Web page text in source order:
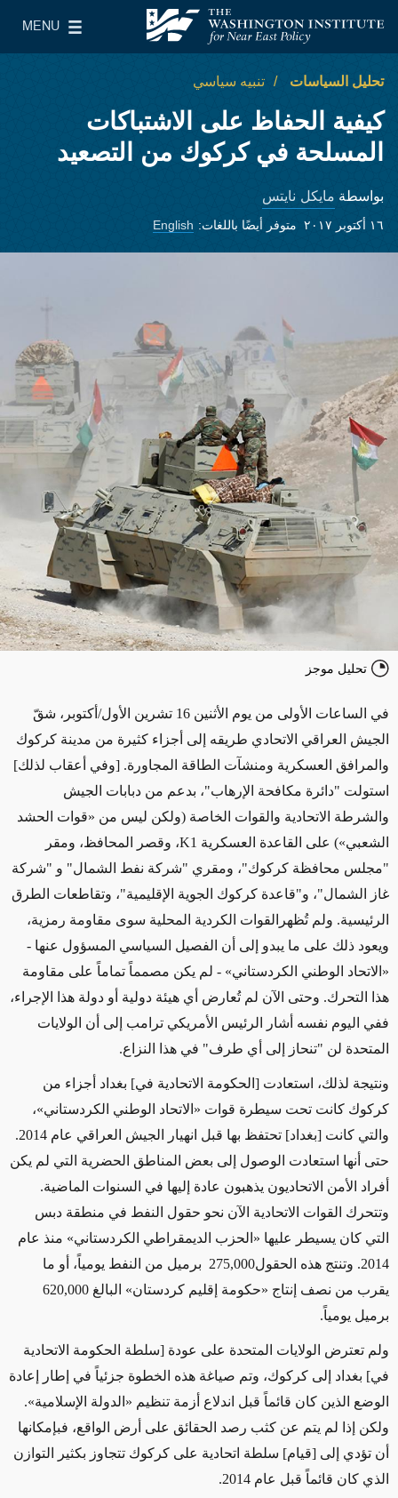
معهد واشنطن لسياسات الشرق الأدنى
MENU
Main Menu
تحليل السياسات تنبيه سياسي
كيفية الحفاظ على الاشتباكات
المسلحة في كركوك من التصعيد
بواسطة مايكل نايتس
١٦ أكتوبر ٢٠١٧ متوفر أيضًا باللغات: English
تحليل موجز
في الساعات الأولى من يوم الأثنين 16 تشرين الأول/أكتوبر، شقّ
الجيش العراقي الاتحادي طريقه إلى أجزاء كثيرة من مدينة كركوك
والمرافق العسكرية ومنشآت الطاقة المجاورة. [وفي أعقاب لذلك]
استولت "دائرة مكافحة الإرهاب"، بدعم من دبابات الجيش
والشرطة الاتحادية والقوات الخاصة (ولكن ليس من «قوات الحشد
الشعبي») على القاعدة العسكرية K1، وقصر المحافظ، ومقر
"مجلس محافظة كركوك"، ومقري "شركة نفط الشمال" و "شركة
غاز الشمال"، و"قاعدة كركوك الجوية الإقليمية"، وتقاطعات الطرق
الرئيسية. ولم تُظهرالقوات الكردية المحلية سوى مقاومة رمزية،
ويعود ذلك على ما يبدو إلى أن الفصيل السياسي المسؤول عنها -
«الاتحاد الوطني الكردستاني» - لم يكن مصمماً تماماً على مقاومة
هذا التحرك. وحتى الآن لم تُعارض أي هيئة دولية أو دولة هذا الإجراء،
ففي اليوم نفسه أشار الرئيس الأمريكي ترامب إلى أن الولايات
المتحدة لن "تنحاز إلى أي طرف" في هذا النزاع.
ونتيجة لذلك، استعادت [الحكومة الاتحادية في] بغداد أجزاء من
كركوك كانت تحت سيطرة قوات «الاتحاد الوطني الكردستاني»،
والتي كانت [بغداد] تحتفظ بها قبل انهيار الجيش العراقي عام 2014.
حتى أنها استعادت الوصول إلى بعض المناطق الحضرية التي لم يكن
أفراد الأمن الاتحاديون يذهبون عادة إليها في السنوات الماضية.
وتتحرك القوات الاتحادية الآن نحو حقول النفط في منطقة دبس
التي كان يسيطر عليها «الحزب الديمقراطي الكردستاني» منذ عام
2014. وتنتج هذه الحقول
275,000 برميل من النفط يومياً، أو ما
يقرب من نصف إنتاج «حكومة إقليم كردستان» البالغ 620,000
برميل يومياً.
ولم تعترض الولايات المتحدة على عودة [سلطة الحكومة الاتحادية
في] بغداد إلى كركوك، وتم صياغة هذه الخطوة جزئياً في إطار إعادة
الوضع الذين كان قائماً قبل اندلاع أزمة تنظيم «الدولة الإسلامية».
ولكن إذا لم يتم عن كثب رصد الحقائق على أرض الواقع، فبإمكانها
أن تؤدي إلى [قيام] سلطة اتحادية على كركوك تتجاوز بكثير التوازن
الذي كان قائماً قبل عام 2014.